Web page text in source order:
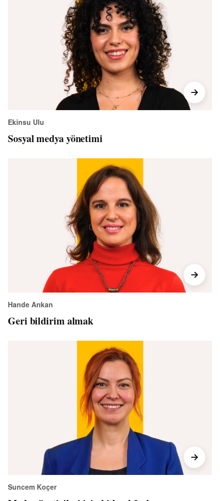
Ekinsu Ulu
Sosyal medya yönetimi
Hande Arıkan
Geri bildirim almak
Suncem Koçer